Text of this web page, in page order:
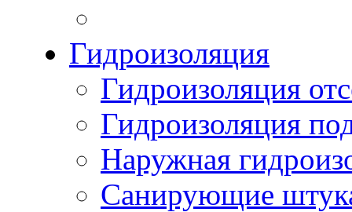
Гидроизоляция
Гидроизоляция
Гидроизоляция
Наружная
Санирующие